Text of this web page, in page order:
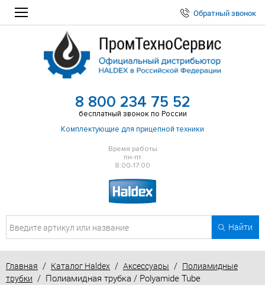
Обратный звонок
8 800 234 75 52
бесплатный звонок по России
Комплектующие для прицепной техники
Время работы
пн-пт
8:00-17:00
Найти
Главная / Каталог Haldex / Аксессуары / Полиамидные
трубки / Полиамидная трубка / Polyamide Tube